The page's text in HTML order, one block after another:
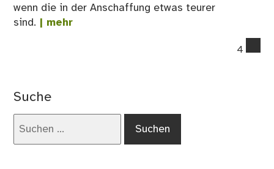
wenn die in der Anschaffung etwas teurer
sind. | mehr
4
Suche